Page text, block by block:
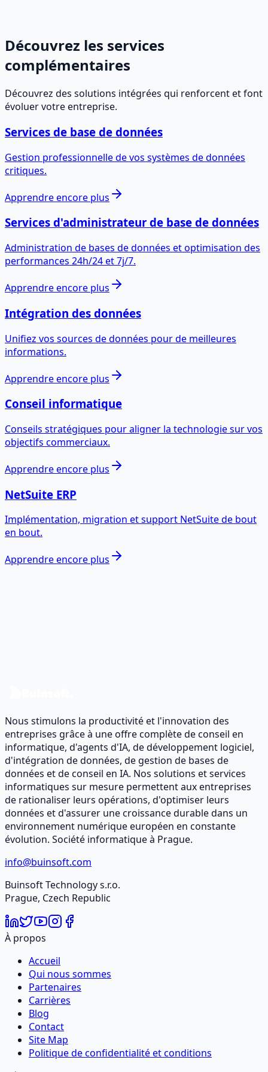
Découvrez les services
complémentaires
Découvrez des solutions intégrées qui renforcent et font
évoluer votre entreprise.
Services de base de données
Gestion professionnelle de vos systèmes de données
critiques.
Apprendre encore plus
Services d'administrateur de base de données
Administration de bases de données et optimisation des
performances 24h/24 et 7j/7.
Apprendre encore plus
Intégration des données
Unifiez vos sources de données pour de meilleures
informations.
Apprendre encore plus
Conseil informatique
Conseils stratégiques pour aligner la technologie sur vos
objectifs commerciaux.
Apprendre encore plus
NetSuite ERP
Implémentation, migration et support NetSuite de bout
en bout.
Apprendre encore plus
Nous stimulons la productivité et l'innovation des
entreprises grâce à une offre complète de conseil en
informatique, d'agents d'IA, de développement logiciel,
d'intégration de données, de gestion de bases de
données et de conseil en IA. Nos solutions et services
informatiques sur mesure permettent aux entreprises
de rationaliser leurs opérations, d'optimiser leurs
données et d'assurer une croissance durable dans un
environnement numérique européen en constante
évolution. Société informatique à Prague.
info@buinsoft.com
Buinsoft Technology s.r.o.
Prague, Czech Republic
À propos
Accueil
Qui nous sommes
Partenaires
Carrières
Blog
Contact
Site Map
Politique de confidentialité et conditions